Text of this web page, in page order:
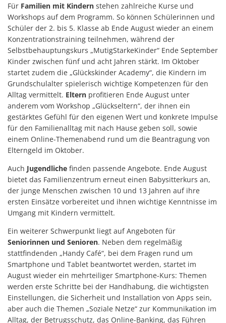
Für Familien mit Kindern stehen zahlreiche Kurse und
Workshops auf dem Programm. So können Schülerinnen und
Schüler der 2. bis 5. Klasse ab Ende August wieder an einem
Konzentrationstraining teilnehmen, während der
Selbstbehauptungskurs „MutigStarkeKinder“ Ende September
Kinder zwischen fünf und acht Jahren stärkt. Im Oktober
startet zudem die „Glückskinder Academy“, die Kindern im
Grundschulalter spielerisch wichtige Kompetenzen für den
Alltag vermittelt. Eltern profitieren Ende August unter
anderem vom Workshop „Glückseltern“, der ihnen ein
gestärktes Gefühl für den eigenen Wert und konkrete Impulse
für den Familienalltag mit nach Hause geben soll, sowie
einem Online-Themenabend rund um die Beantragung von
Elterngeld im Oktober.
Auch Jugendliche finden passende Angebote. Ende August
bietet das Familienzentrum erneut einen Babysitterkurs an,
der junge Menschen zwischen 10 und 13 Jahren auf ihre
ersten Einsätze vorbereitet und ihnen wichtige Kenntnisse im
Umgang mit Kindern vermittelt.
Ein weiterer Schwerpunkt liegt auf Angeboten für
Seniorinnen und Senioren. Neben dem regelmäßig
stattfindenden „Handy Café“, bei dem Fragen rund um
Smartphone und Tablet beantwortet werden, startet im
August wieder ein mehrteiliger Smartphone-Kurs: Themen
werden erste Schritte bei der Handhabung, die wichtigsten
Einstellungen, die Sicherheit und Installation von Apps sein,
aber auch die Themen „Soziale Netze“ zur Kommunikation im
Alltag, der Betrugsschutz, das Online-Banking, das Führen